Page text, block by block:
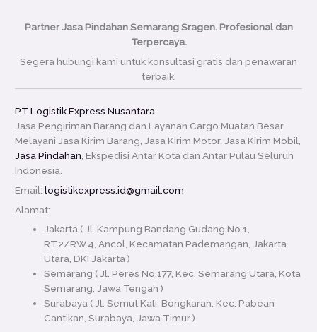
Partner Jasa Pindahan Semarang Sragen. Profesional dan
Terpercaya.
Segera hubungi kami untuk konsultasi gratis dan penawaran
terbaik.
PT Logistik Express Nusantara
Jasa Pengiriman Barang dan Layanan Cargo Muatan Besar
Melayani Jasa Kirim Barang, Jasa Kirim Motor, Jasa Kirim Mobil,
Jasa Pindahan , Ekspedisi Antar Kota dan Antar Pulau Seluruh
Indonesia.
Email:logistikexpress.id@gmail.com
Alamat:
Jakarta ( Jl. Kampung Bandang Gudang No.1,
RT.2/RW.4, Ancol, Kecamatan Pademangan, Jakarta
Utara, DKI Jakarta )
Semarang ( Jl. Peres No.177, Kec. Semarang Utara, Kota
Semarang, Jawa Tengah )
Surabaya ( Jl. Semut Kali, Bongkaran, Kec. Pabean
Cantikan, Surabaya, Jawa Timur )